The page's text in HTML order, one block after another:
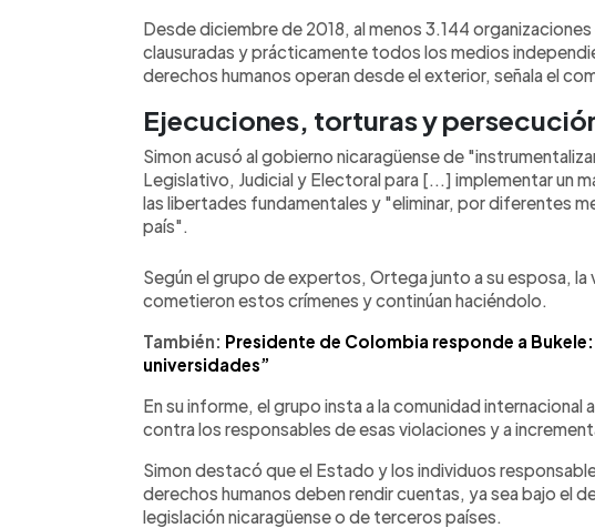
Desde diciembre de 2018, al menos 3.144
clausuradas y prácticamente todos los medios
derechos humanos operan desde el exterior, señala el
Ejecuciones, torturas y
Simon acusó al gobierno nicaragüense de
Legislativo, Judicial y Electoral para [...] implementar un
las libertades fundamentales y "eliminar, por diferentes
país".
Según el grupo de expertos, Ortega junto a su esposa, la
cometieron estos crímenes y continúan haciéndolo.
También: Presidente de Colombia responde a
universidades”
En su informe, el grupo insta a la comunidad internacional
contra los responsables de esas violaciones y a
Simon destacó que el Estado y los individuos
derechos humanos deben rendir cuentas, ya sea bajo el
legislación nicaragüense o de terceros países.